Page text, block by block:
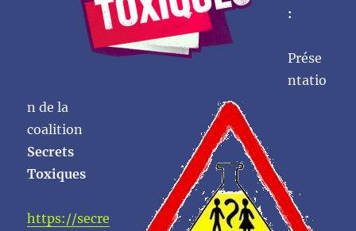
:
Prése
ntatio
n de la
coalition
Secrets
Toxiques
https://secre